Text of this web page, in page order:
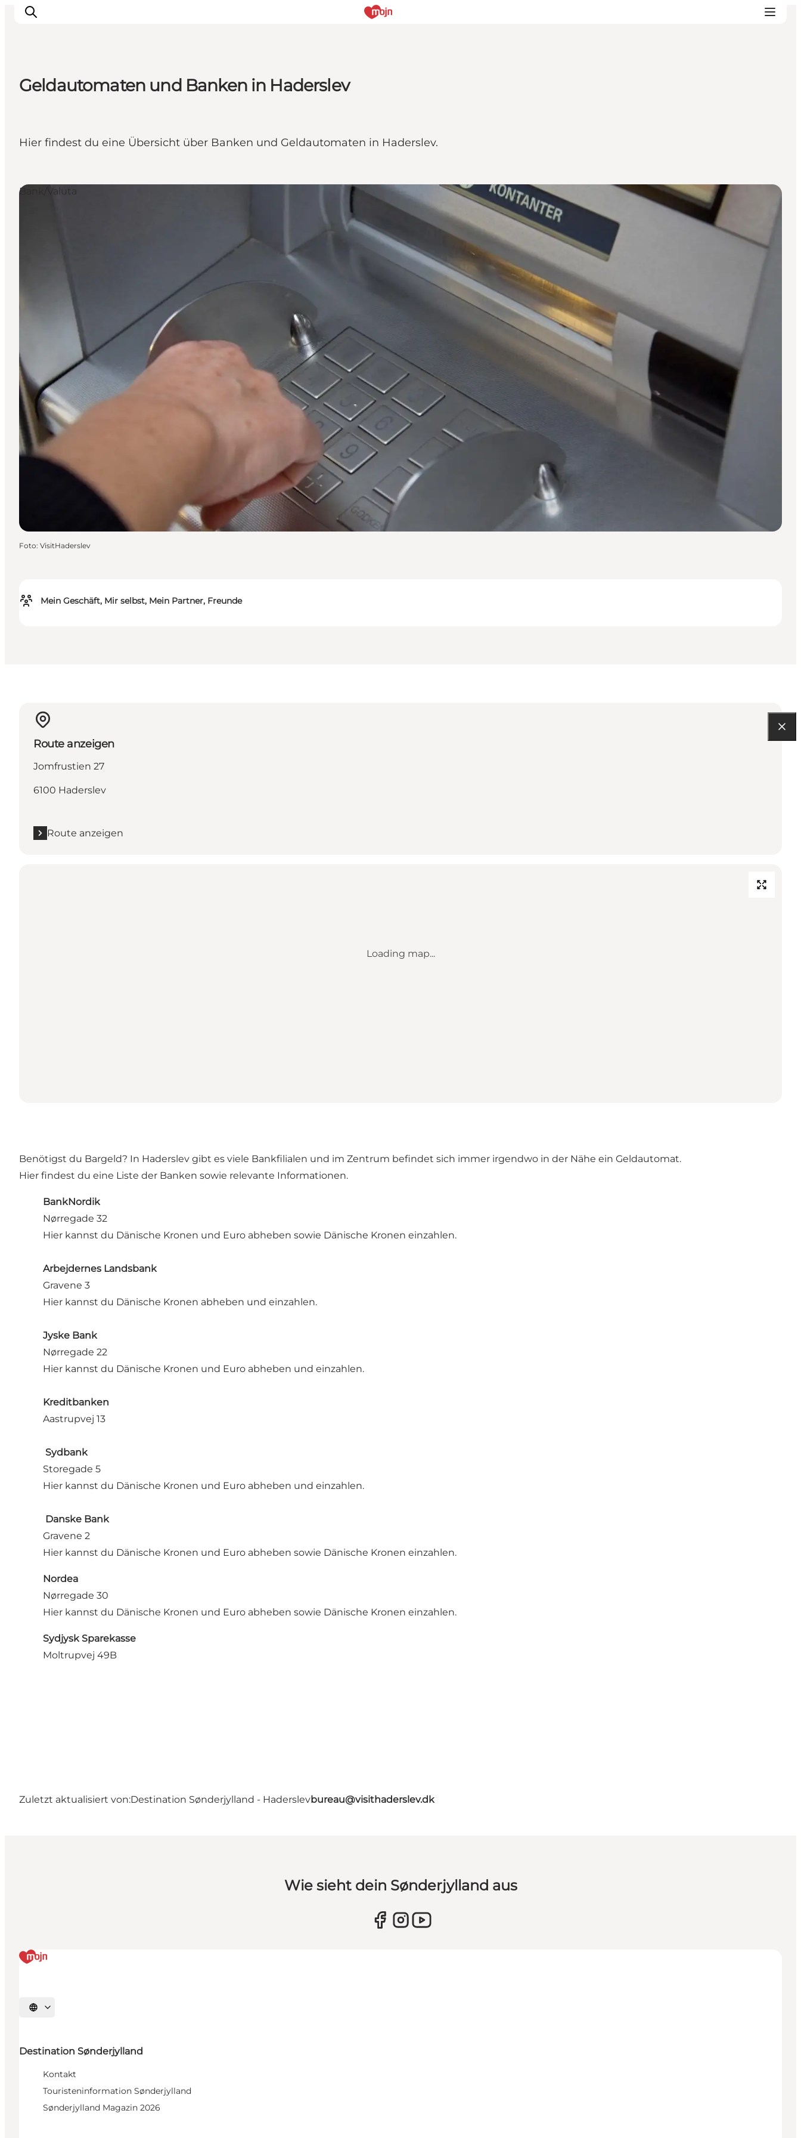
Events
Booking
Geldautomaten und Banken in Haderslev
Hier findest du eine Übersicht über Banken und Geldautomaten in Haderslev.
Mein Geschäft, Mir selbst, Mein Partner, Freunde
Bank/Valuta
Foto: VisitHaderslev
Route anzeigen
Jomfrustien 27
6100 Haderslev
Route anzeigen
Loading map...
Benötigst du Bargeld? In Haderslev gibt es viele Bankfilialen und im Zentrum befindet sich immer irgendwo in der Nähe ein Geldautomat.
Hier findest du eine Liste der Banken sowie relevante Informationen.
BankNordik
Nørregade 32
Hier kannst du Dänische Kronen und Euro abheben sowie Dänische Kronen einzahlen.
Arbejdernes Landsbank
Gravene 3
Hier kannst du Dänische Kronen abheben und einzahlen.
Jyske Bank
Nørregade 22
Hier kannst du Dänische Kronen und Euro abheben und einzahlen.
Kreditbanken
Aastrupvej 13
Sydbank
Storegade 5
Hier kannst du Dänische Kronen und Euro abheben und einzahlen.
Danske Bank
Gravene 2
Hier kannst du Dänische Kronen und Euro abheben sowie Dänische Kronen einzahlen.
Nordea
Nørregade 30
Hier kannst du Dänische Kronen und Euro abheben sowie Dänische Kronen einzahlen.
Sydjysk Sparekasse
Moltrupvej 49B
Zuletzt aktualisiert von:Destination Sønderjylland - Haderslevbureau@visithaderslev.dk
Wie sieht dein Sønderjylland aus
Sprache auswählen
Destination Sønderjylland
Kontakt
Touristeninformation Sønderjylland
Sønderjylland Magazin 2026